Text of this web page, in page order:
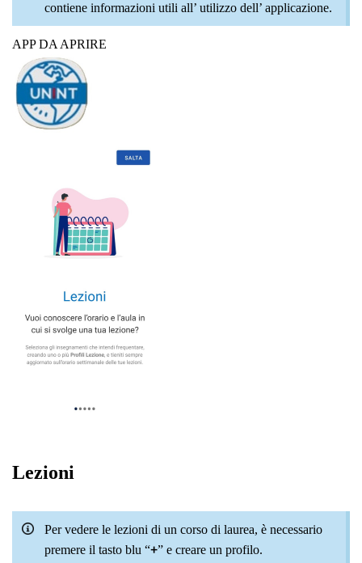
contiene informazioni utili all’ utilizzo dell’ applicazione.
APP DA APRIRE
Lezioni
Per vedere le lezioni di un corso di laurea, è necessario
premere il tasto blu “+” e creare un profilo.